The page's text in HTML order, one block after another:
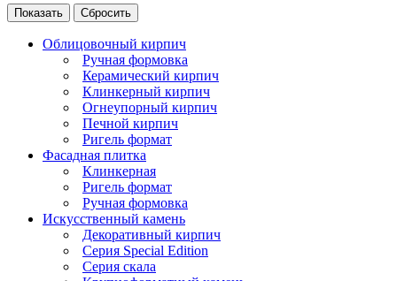
Сбросить
Облицовочный кирпич
Ручная формовка
Керамический кирпич
Клинкерный кирпич
Огнеупорный кирпич
Печной кирпич
Ригель формат
Фасадная плитка
Клинкерная
Ригель формат
Ручная формовка
Искусственный камень
Декоративный кирпич
Серия Special Edition
Серия скала